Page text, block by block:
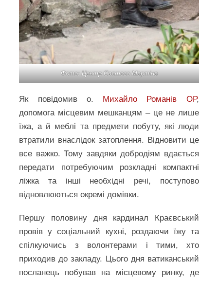
Фото: Центр Святого Мартіна
Як повідомив о. Михайло Романів ОР,
допомога місцевим мешканцям – це не лише
їжа, а й меблі та предмети побуту, які люди
втратили внаслідок затоплення. Відновити це
все важко. Тому завдяки добродіям вдається
передати потребуючим розкладні компактні
ліжка та інші необхідні речі, поступово
відновлюються окремі домівки.
Першу половину дня кардинал Краєвський
провів у соціальний кухні, роздаючи їжу та
спілкуючись з волонтерами і тими, хто
приходив до закладу. Цього дня ватиканський
посланець побував на місцевому ринку, де